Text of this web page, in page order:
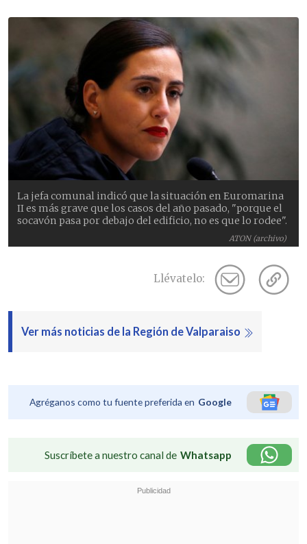
ATON (archivo)
La jefa comunal indicó que la situación en Euromarina
II es más grave que los casos del año pasado, "porque el
socavón pasa por debajo del edificio, no es que lo rodee".
Llévatelo:
Ver más noticias de la Región de Valparaiso
Agréganos como tu fuente preferida en Google
Suscríbete a nuestro canal de Whatsapp